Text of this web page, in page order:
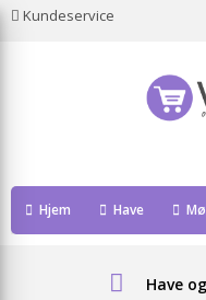
Kundeservice
Hjem Have
Have